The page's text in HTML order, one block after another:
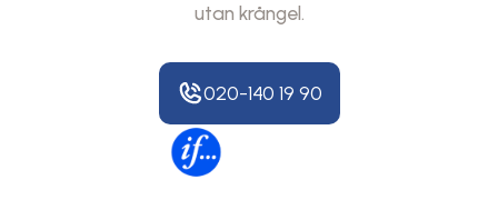
utan krångel.
020-140 19 90